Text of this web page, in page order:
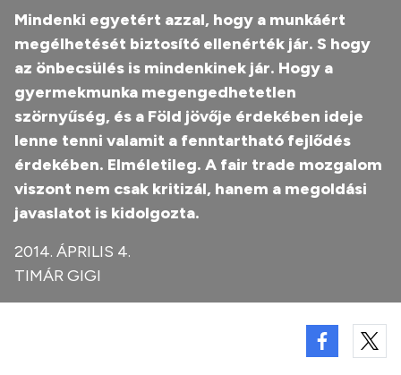
Mindenki egyetért azzal, hogy a munkáért
megélhetését biztosító ellenérték jár. S hogy
az önbecsülés is mindenkinek jár. Hogy a
gyermekmunka megengedhetetlen
szörnyűség, és a Föld jövője érdekében ideje
lenne tenni valamit a fenntartható fejlődés
érdekében. Elméletileg. A fair trade mozgalom
viszont nem csak kritizál, hanem a megoldási
javaslatot is kidolgozta.
2014. ÁPRILIS 4.
TIMÁR GIGI